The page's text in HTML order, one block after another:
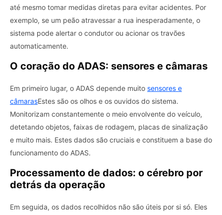
até mesmo tomar medidas diretas para evitar acidentes. Por
exemplo, se um peão atravessar a rua inesperadamente, o
sistema pode alertar o condutor ou acionar os travões
automaticamente.
O coração do ADAS: sensores e câmaras
Em primeiro lugar, o ADAS depende muito sensores e
câmarasEstes são os olhos e os ouvidos do sistema.
Monitorizam constantemente o meio envolvente do veículo,
detetando objetos, faixas de rodagem, placas de sinalização
e muito mais. Estes dados são cruciais e constituem a base do
funcionamento do ADAS.
Processamento de dados: o cérebro por
detrás da operação
Em seguida, os dados recolhidos não são úteis por si só. Eles